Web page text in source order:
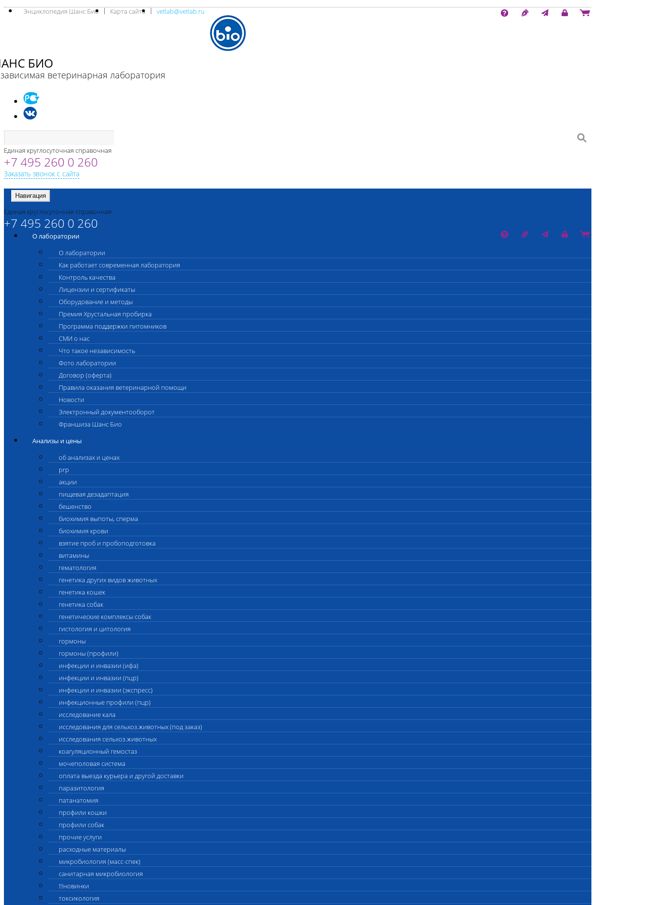
Энциклопедия Шанс Био Карта сайта vetlab@vetlab.ru
БИО
ветеринарная лаборатория
Единая круглосуточная справочная
+7 495 260 0 260
Заказать звонок с сайта
Навигация
Единая круглосуточная справочная
+7 495 260 0 260
О лаборатории
О лаборатории
Как работает современная лаборатория
Контроль качества
Лицензии и сертификаты
Оборудование и методы
Премия Хрустальная пробирка
Программа поддержки питомников
СМИ о нас
Что такое независимость
Фото лаборатории
Договор (оферта)
Правила оказания ветеринарной помощи
Новости
Электронный документооборот
Франшиза Шанс Био
Анализы и цены
об анализах и ценах
prp
акции
пищевая дезадаптация
бешенство
биохимия выпоты, сперма
биохимия крови
взятие проб и пробоподготовка
витамины
гематология
генетика других видов животных
генетика кошек
генетика собак
генетические комплексы собак
гистология и цитология
гормоны
гормоны (профили)
инфекции и инвазии (ифа)
инфекции и инвазии (пцр)
инфекции и инвазии (экспресс)
инфекционные профили (пцр)
исследование кала
исследования для сельхоз.животных (под заказ)
исследования сельхоз.животных
коагуляционный гемостаз
мочеполовая система
оплата выезда курьера и другой доставки
паразитология
патанатомия
профили кошки
профили собак
прочие услуги
расходные материалы
микробиология (масс-спек)
санитарная микробиология
!!!новинки
токсикология